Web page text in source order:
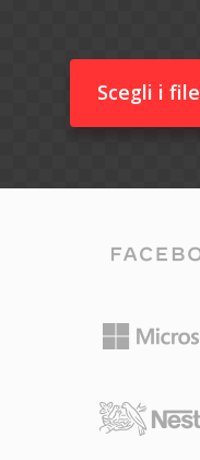
Scegli i file